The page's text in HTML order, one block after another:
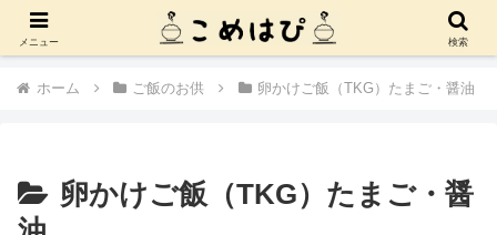
お米を選ぶ 炊飯器・土鍋・お釜 ご飯のお供 お問い合わせ
ホーム ご飯のお供 卵かけご飯（TKG）たまご・醤油
卵かけご飯（TKG）たまご・醤
メニュー 検索